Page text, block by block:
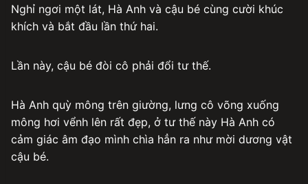
Nghỉ ngơi một lát, Hà Anh và cậu bé cùng cười khúc
khích và bắt đầu lần thứ hai.
Lần này, cậu bé đòi cô phải đổi tư thế.
Hà Anh quỳ mông trên giường, lưng cô võng xuống
mông hơi vểnh lên rất đẹp, ở tư thế này Hà Anh có
cảm giác âm đạo mình chìa hẳn ra như mời dương vật
cậu bé.